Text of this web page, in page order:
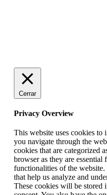
Cerrar
Privacy Overview
This website uses cookies
you navigate through the
cookies that are categorized
browser as they are
functionalities of the
that help us analyze and
These cookies will be